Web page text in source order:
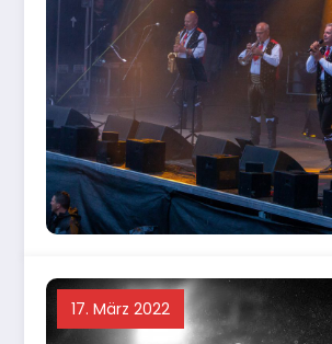
17. März 2022